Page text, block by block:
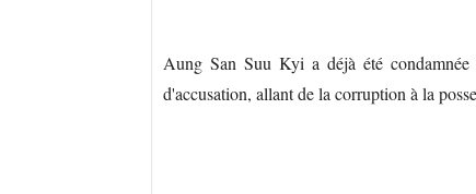
Aung San Suu Kyi a déjà été
d'accusation, allant de la corruption à la